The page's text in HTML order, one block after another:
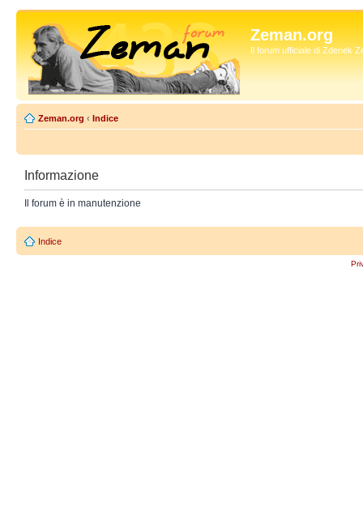
Zeman.org
Il forum ufficiale di Zdenek
Zeman.org ‹ Indice
Informazione
Il forum è in manutenzione
Indice